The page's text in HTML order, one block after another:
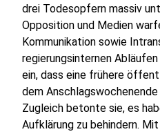
drei Todesopfern massiv
Opposition und Medien
Kommunikation sowie
regierungsinternen
ein, dass eine frühere
dem
Zugleich betonte sie, es
Aufklärung zu behindern.